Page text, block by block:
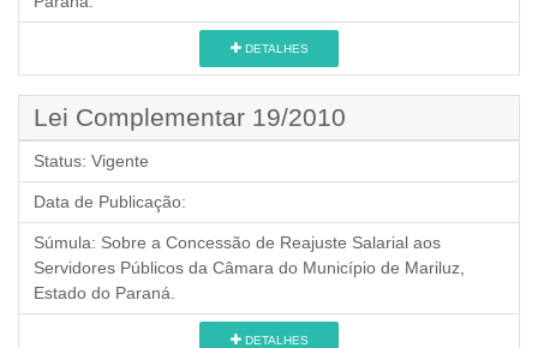
DETALHES
Lei Complementar 19/2010
Status: Vigente
Data de Publicação:
Súmula: Sobre a Concessão de Reajuste Salarial aos
Servidores Públicos da Câmara do Município de Mariluz,
Estado do Paraná.
DETALHES